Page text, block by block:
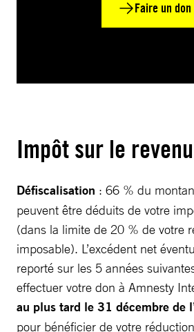
Faire un don
Impôt sur le revenu
Défiscalisation : 66 % du
peuvent être déduits de votre
(dans la limite de 20 % de votre
imposable). L’excédent net
reporté sur les 5 années
effectuer votre don à Amnesty
au plus tard le 31 décembre de
pour bénéficier de votre